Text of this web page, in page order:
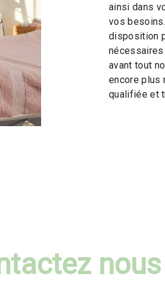
ainsi dans
vos
disposition
avant tout
encore plus
qualifiée et
nous